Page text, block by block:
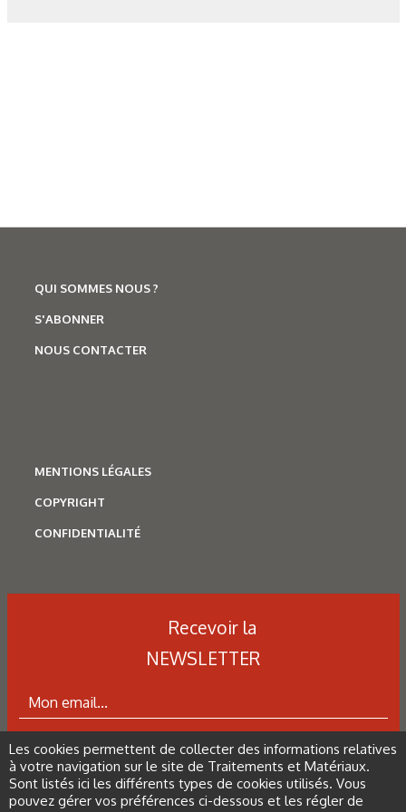
techniques d’analyse
Traitements thermiques
Les aciers pour trempe
superficielle
QUI SOMMES NOUS ?
S'ABONNER
NOUS CONTACTER
MENTIONS LÉGALES
COPYRIGHT
CONFIDENTIALITÉ
Recevoir la
NEWSLETTER
ABONNEZ-VOUS À LA NEWSLETTER
Les cookies permettent de collecter des informations relatives
à votre navigation sur le site de Traitements et Matériaux.
Sont listés ici les différents types de cookies utilisés. Vous
pouvez gérer vos préférences ci-dessous et les régler de